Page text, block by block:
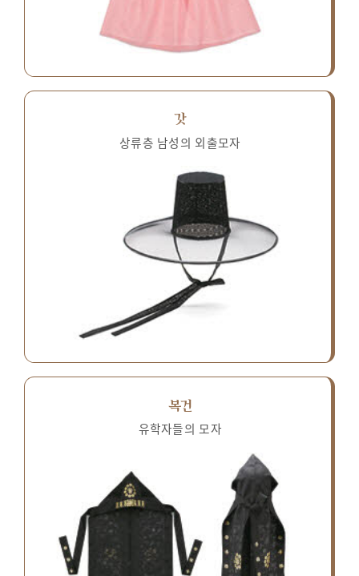
갓
상류층 남성의 외출모자
복건
유학자들의 모자